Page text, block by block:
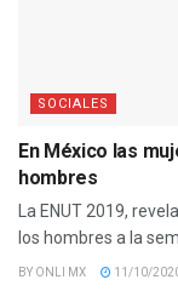
SOCIALES
En México las
hombres
La ENUT 2019,
los hombres a la
BY ONLI MX 11/10/